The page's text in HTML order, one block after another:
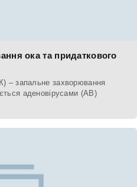
ока та придаткового
– запальне захворювання
аденовірусами (АВ)